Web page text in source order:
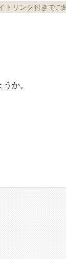
トリンク付きでご
か。